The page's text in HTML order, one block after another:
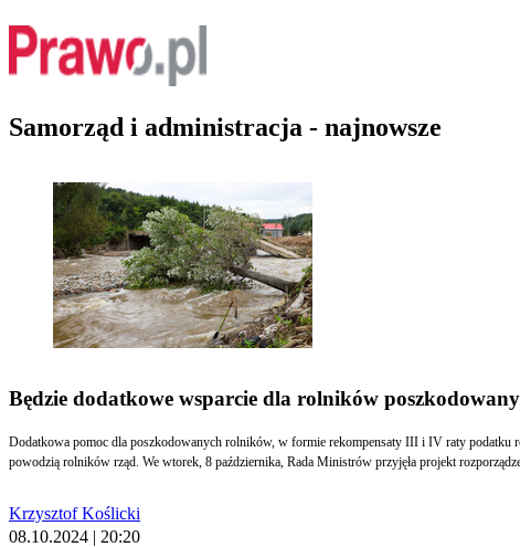
Samorząd i administracja - najnowsze
Będzie dodatkowe wsparcie dla rolników
Dodatkowa pomoc dla poszkodowanych rolników, w formie rekompensaty III i IV raty podatku
powodzią rolników rząd. We wtorek, 8 października, Rada Ministrów przyjęła projekt
Krzysztof Koślicki
08.10.2024 | 20:20